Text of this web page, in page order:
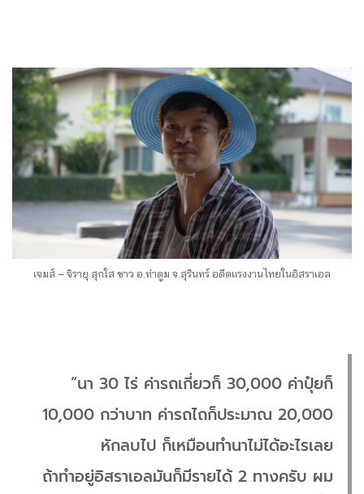
เจมส์ – จิรายุ สุกใส ชาว อ.ท่าตูม จ.สุรินทร์ อดีตแรงงานไทยในอิสราเอล
“นา 30 ไร่ ค่ารถเกี่ยวก็ 30,000 ค่าปุ๋ยก็
10,000 กว่าบาท ค่ารถไถก็ประมาณ 20,000
หักลบไป ก็เหมือนทำนาไม่ได้อะไรเลย
ถ้าทำอยู่อิสราเอลมันก็มีรายได้ 2 ทางครับ ผม